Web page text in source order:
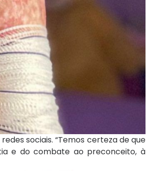
sociais. “Temos certeza de que
e do combate ao preconceito, à